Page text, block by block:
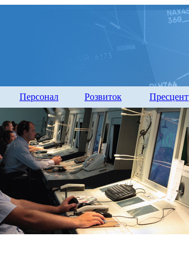
Персонал Розвиток